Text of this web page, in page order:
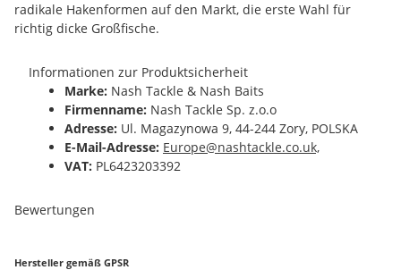
radikale Hakenformen auf den Markt, die erste Wahl für
richtig dicke Großfische.
Informationen zur Produktsicherheit
Marke: Nash Tackle & Nash Baits
Firmenname: Nash Tackle Sp. z.o.o
Adresse: Ul. Magazynowa 9, 44-244 Zory, POLSKA
E-Mail-Adresse: Europe@nashtackle.co.uk,
VAT: PL6423203392
Bewertungen
Hersteller gemäß GPSR